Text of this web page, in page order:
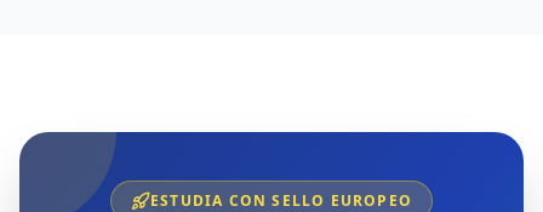
ESTUDIA CON SELLO EUROPEO